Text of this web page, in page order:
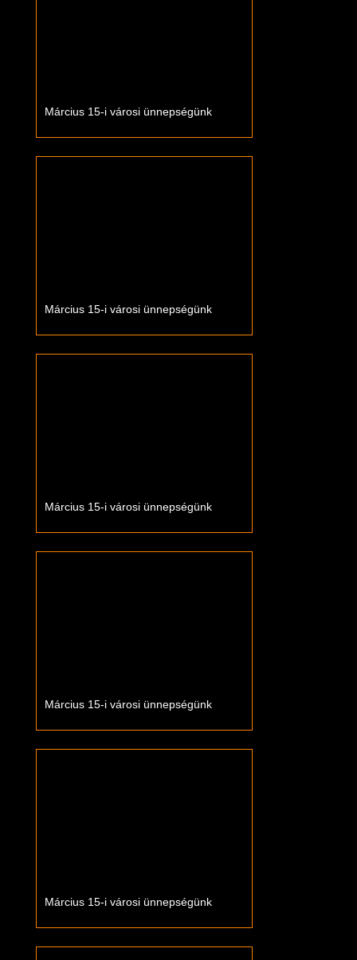
Március 15-i városi ünnepségünk
Március 15-i városi ünnepségünk
Március 15-i városi ünnepségünk
Március 15-i városi ünnepségünk
Március 15-i városi ünnepségünk